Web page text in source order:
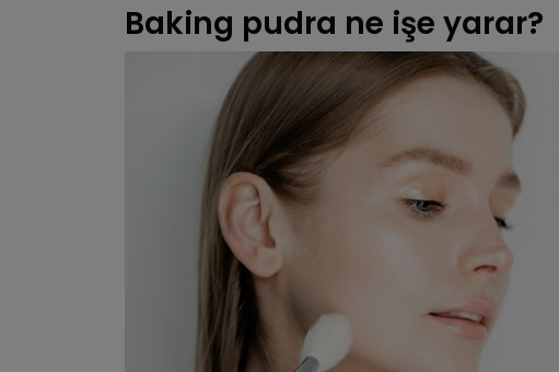
Baking pudra ne işe yarar?